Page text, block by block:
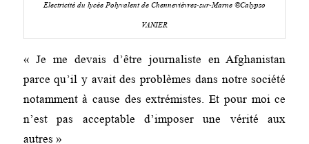
Electricité du lycée Polyvalent de Chennevièvres-sur-Marne ©Calypso
VANIER
« Je me devais d’être journaliste en Afghanistan
parce qu’il y avait des problèmes dans notre société
notamment à cause des extrémistes. Et pour moi ce
n’est pas acceptable d’imposer une vérité aux
autres »